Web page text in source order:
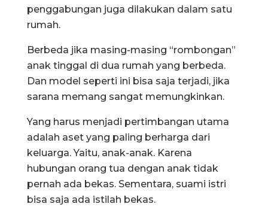
penggabungan juga dilakukan dalam satu
rumah.
Berbeda jika masing-masing “rombongan”
anak tinggal di dua rumah yang berbeda.
Dan model seperti ini bisa saja terjadi, jika
sarana memang sangat memungkinkan.
Yang harus menjadi pertimbangan utama
adalah aset yang paling berharga dari
keluarga. Yaitu, anak-anak. Karena
hubungan orang tua dengan anak tidak
pernah ada bekas. Sementara, suami istri
bisa saja ada istilah bekas.